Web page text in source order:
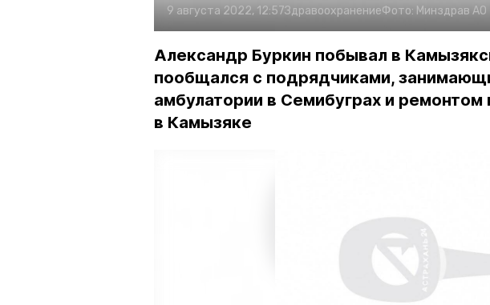
9 августа 2022, 12:57ЗдравоохранениеФото: Минздрав АО
Александр Буркин побывал в
пообщался с подрядчиками,
амбулатории в Семибуграх и ремонтом
в Камызяке